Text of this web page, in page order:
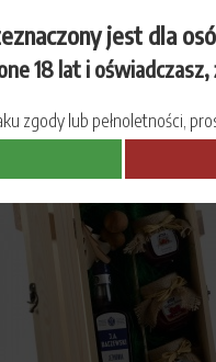
jest dla
18 lat i
zgody lub pełnoletności,
"UROK CHWILI" - Upominek